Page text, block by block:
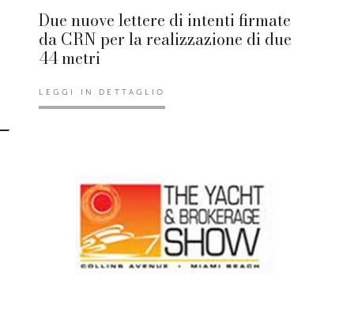
Due nuove lettere di intenti firmate
da CRN per la realizzazione di due
44 metri
LEGGI IN DETTAGLIO